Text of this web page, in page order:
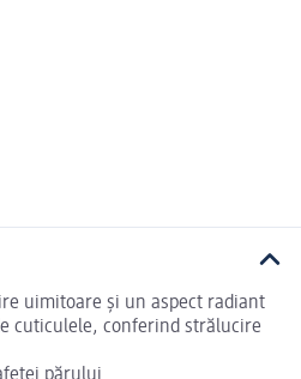
uimitoare și un aspect radiant
cuticulele, conferind strălucire
părului